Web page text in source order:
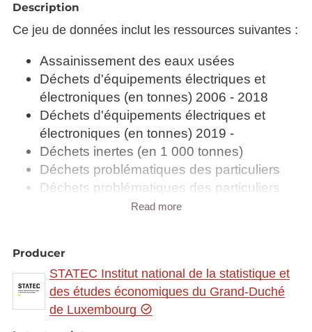
Description
Ce jeu de données inclut les ressources suivantes :
Assainissement des eaux usées
Déchets d'équipements électriques et
électroniques (en tonnes) 2006 - 2018
Déchets d'équipements électriques et
électroniques (en tonnes) 2019 -
Déchets inertes (en 1 000 tonnes)
Déchets problématiques des particuliers
Déchets problématiques des particuliers
Déchets recyclables récupérés (en tonnes)
Emissions trimestrielles de CO2 liées à la
combustion énergétique (en tonnes CO2)
Etat phytosanitaire (en %)
Read more
Producer
STATEC Institut national de la statistique et
des études économiques du Grand-Duché
de Luxembourg